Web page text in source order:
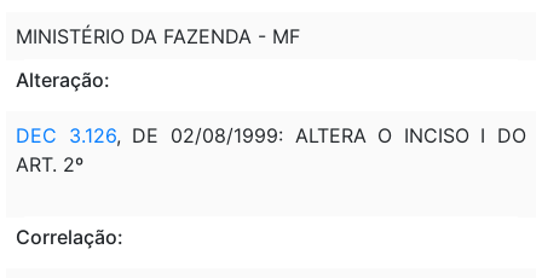
MINISTÉRIO DA FAZENDA - MF
Alteração:
DEC 3.126, DE 02/08/1999: ALTERA O INCISO I DO
ART. 2º
Correlação: